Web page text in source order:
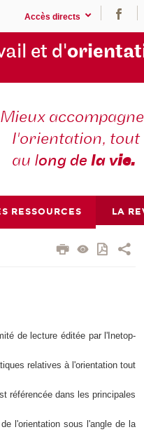
Accès directs
et d'
Mieux
l'orientation, tout
au long dela vie.
RESSOURCES LA
de lecture éditée par l'Inetop-
relatives à l'orientation tout
référencée dans les principales
l'orientation sous l'angle de la